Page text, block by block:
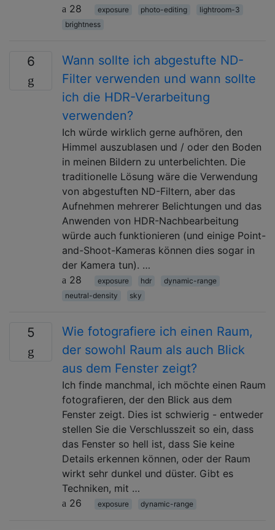
28 exposure photo-editing
lightroom-3
brightness
6
Wann sollte ich abgestufte ND-
Filter verwenden und wann sollte
ich die HDR-Verarbeitung
verwenden?
Ich würde wirklich gerne aufhören, den
Himmel auszublasen und / oder den Boden
in meinen Bildern zu unterbelichten. Die
traditionelle Lösung wäre die Verwendung
von abgestuften ND-Filtern, aber das
Aufnehmen mehrerer Belichtungen und das
Anwenden von HDR-Nachbearbeitung
würde auch funktionieren (und einige Point-
and-Shoot-Kameras können dies sogar in
der Kamera tun). …
28
exposure hdr
dynamic-range
neutral-density
sky
5
Wie fotografiere ich einen Raum,
der sowohl Raum als auch Blick
aus dem Fenster zeigt?
Ich finde manchmal, ich möchte einen Raum
fotografieren, der den Blick aus dem
Fenster zeigt. Dies ist schwierig - entweder
stellen Sie die Verschlusszeit so ein, dass
das Fenster so hell ist, dass Sie keine
Details erkennen können, oder der Raum
wirkt sehr dunkel und düster. Gibt es
Techniken, mit …
26
exposure dynamic-range